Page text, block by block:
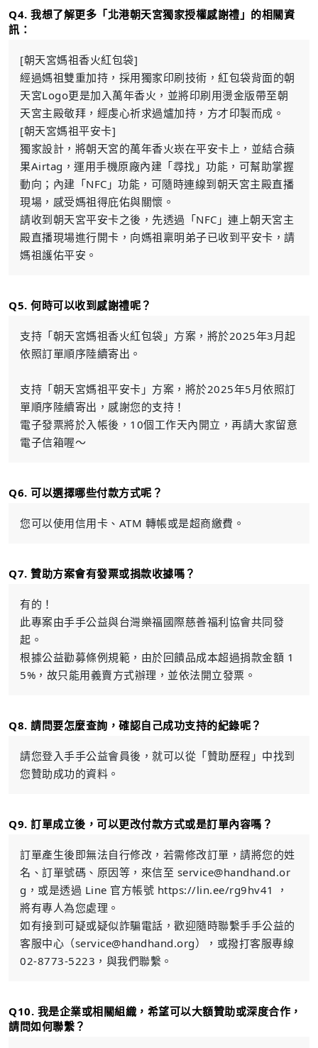
Q4. 我想了解更多「北港朝天宮獨家授權感謝禮」的相關資
訊：
[朝天宮媽祖香火紅包袋]
經過媽祖雙重加持，採用獨家印刷技術，紅包袋背面的朝
天宮Logo更是加入萬年香火，並將印刷用燙金版帶至朝
天宮主殿敬拜，經虔心祈求過爐加持，方才印製而成。
[朝天宮媽祖平安卡]
獨家設計，將朝天宮的萬年香火崁在平安卡上，並結合蘋
果Airtag，運用手機原廠內建「尋找」功能，可幫助掌握
動向；內建「NFC」功能，可隨時連線到朝天宮主殿直播
現場，感受媽祖得庇佑與關懷。
請收到朝天宮平安卡之後，先透過「NFC」連上朝天宮主
殿直播現場進行開卡，向媽祖稟明弟子已收到平安卡，請
媽祖護佑平安。
Q5. 何時可以收到感謝禮呢？
支持「朝天宮媽祖香火紅包袋」方案，將於2025年3月起
依照訂單順序陸續寄出。
支持「朝天宮媽祖平安卡」方案，將於2025年5月依照訂
單順序陸續寄出，感謝您的支持！
電子發票將於入帳後，10個工作天內開立，再請大家留意
電子信箱喔～
Q6. 可以選擇哪些付款方式呢？
您可以使用信用卡、ATM 轉帳或是超商繳費。
Q7. 贊助方案會有發票或捐款收據嗎？
有的！
此專案由手手公益與台灣樂福國際慈善福利協會共同發
起。
根據公益勸募條例規範，由於回饋品成本超過捐款金額 1
5%，故只能用義賣方式辦理，並依法開立發票。
Q8. 請問要怎麼查詢，確認自己成功支持的紀錄呢？
請您登入手手公益會員後，就可以從「贊助歷程」中找到
您贊助成功的資料。
Q9. 訂單成立後，可以更改付款方式或是訂單內容嗎？
訂單產生後即無法自行修改，若需修改訂單，請將您的姓
名、訂單號碼、原因等，來信至 service@handhand.or
g ，或是透過 Line 官方帳號 https://lin.ee/rg9hv41 ，
將有專人為您處理。
如有接到可疑或疑似詐騙電話，歡迎隨時聯繫手手公益的
客服中心（service@handhand.org），或撥打客服專線
02-8773-5223，與我們聯繫。
Q10. 我是企業或相關組織，希望可以大額贊助或深度合作，
請問如何聯繫？